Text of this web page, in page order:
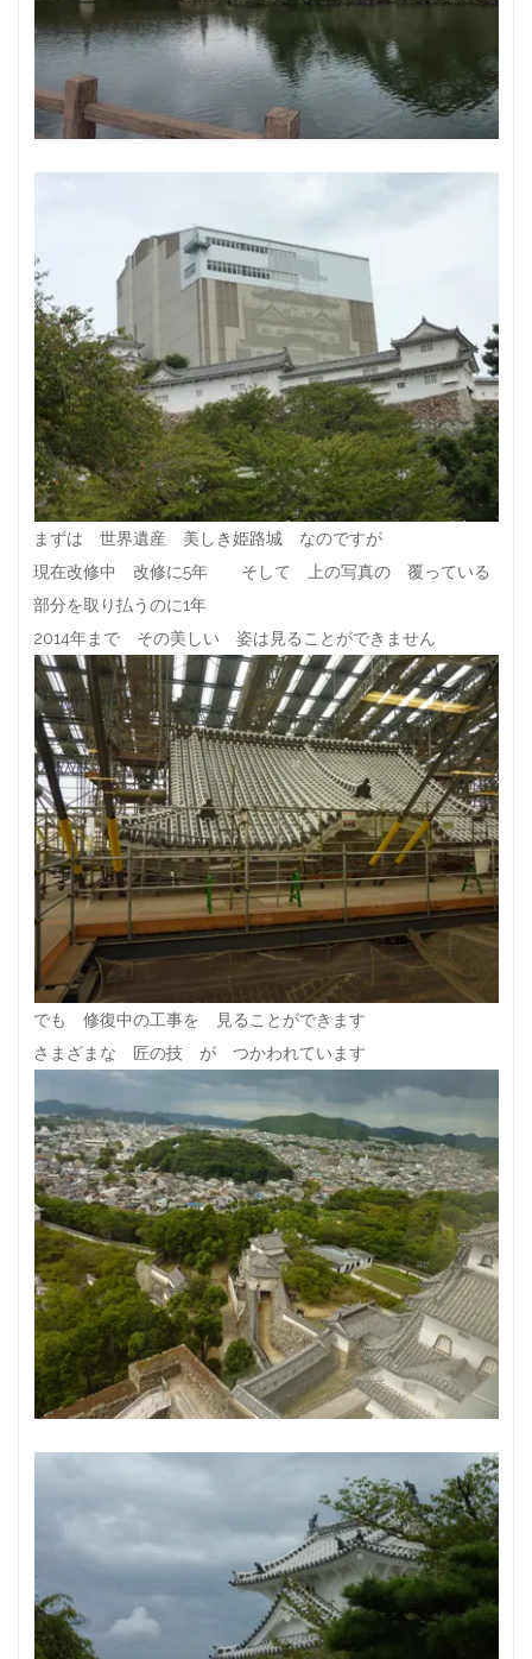
まずは 世界遺産 美しき姫路城 なのですが
現在改修中 改修に5年 そして 上の写真の 覆っている
部分を取り払うのに1年
2014年まで その美しい 姿は見ることができません
でも 修復中の工事を 見ることができます
さまざまな 匠の技 が つかわれています